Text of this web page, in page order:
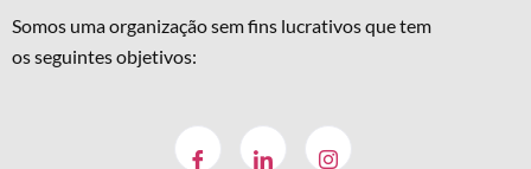
Somos uma organização sem fins lucrativos que tem
os seguintes objetivos: